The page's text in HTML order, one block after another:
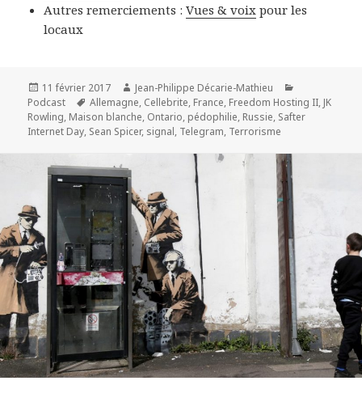
Autres remerciements :Vues & voix pour les
locaux
Publié
le
11 février 2017 Auteur
Jean-Philippe Décarie-Mathieu
Podcast
Mots-
clés
Allemagne, Cellebrite, France, Freedom Hosting II, JK
Rowling, Maison blanche, Ontario, pédophilie, Russie, Safter
Internet Day, Sean Spicer, signal, Telegram, Terrorisme